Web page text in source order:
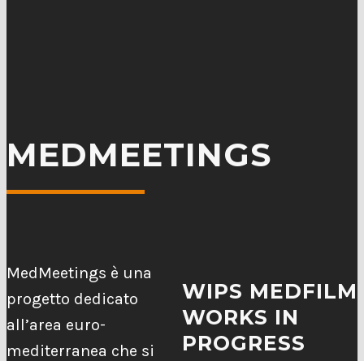
MEDMEETINGS
MedMeetings è una
progetto dedicato
all’area euro-
mediterranea che si
WIPS MEDFILM
WORKS IN
PROGRESS